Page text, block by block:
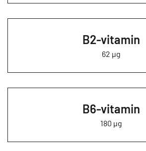
B2-vitamin
62 µg
B6-vitamin
180 µg